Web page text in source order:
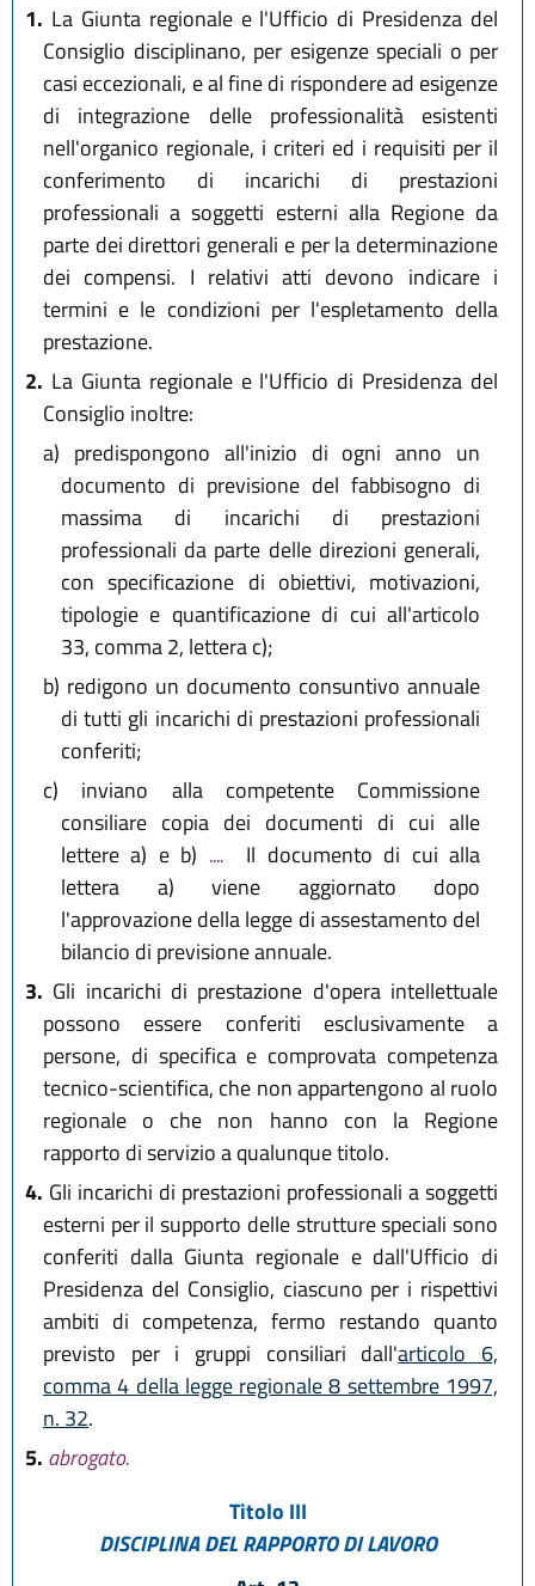
1. La Giunta regionale e l'Ufficio di Presidenza del
Consiglio disciplinano, per esigenze speciali o per
casi eccezionali, e al fine di rispondere ad esigenze
di integrazione delle professionalità esistenti
nell'organico regionale, i criteri ed i requisiti per il
conferimento di incarichi di prestazioni
professionali a soggetti esterni alla Regione da
parte dei direttori generali e per la determinazione
dei compensi. I relativi atti devono indicare i
termini e le condizioni per l'espletamento della
prestazione.
2. La Giunta regionale e l'Ufficio di Presidenza del
Consiglio inoltre:
a) predispongono all'inizio di ogni anno un
documento di previsione del fabbisogno di
massima di incarichi di prestazioni
professionali da parte delle direzioni generali,
con specificazione di obiettivi, motivazioni,
tipologie e quantificazione di cui all'articolo
33, comma 2, lettera c);
b) redigono un documento consuntivo annuale
di tutti gli incarichi di prestazioni professionali
conferiti;
c) inviano alla competente Commissione
consiliare copia dei documenti di cui alle
lettere a) e b) ....
Il documento di cui alla
lettera a) viene aggiornato dopo
l'approvazione della legge di assestamento del
bilancio di previsione annuale.
3. Gli incarichi di prestazione d'opera intellettuale
possono essere conferiti esclusivamente a
persone, di specifica e comprovata competenza
tecnico-scientifica, che non appartengono al ruolo
regionale o che non hanno con la Regione
rapporto di servizio a qualunque titolo.
4. Gli incarichi di prestazioni professionali a soggetti
esterni per il supporto delle strutture speciali sono
conferiti dalla Giunta regionale e dall'Ufficio di
Presidenza del Consiglio, ciascuno per i rispettivi
ambiti di competenza, fermo restando quanto
previsto per i gruppi consiliari dall'articolo 6,
comma 4 della legge regionale 8 settembre 1997,
n. 32.
5. abrogato.
Titolo III
DISCIPLINA DEL RAPPORTO DI LAVORO